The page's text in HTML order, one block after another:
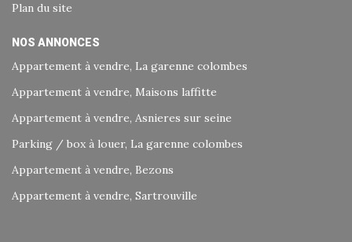
Plan du site
NOS ANNONCES
Appartement à vendre, La garenne colombes
Appartement à vendre, Maisons laffitte
Appartement à vendre, Asnieres sur seine
Parking / box à louer, La garenne colombes
Appartement à vendre, Bezons
Appartement à vendre, Sartrouville